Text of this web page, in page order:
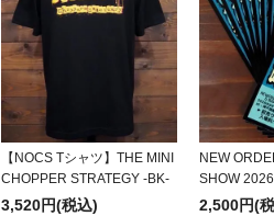
【NOCS Tシャツ】THE MINI
CHOPPER STRATEGY -BK-
3,520円(税込)
NEW
SHOW
2,500円(